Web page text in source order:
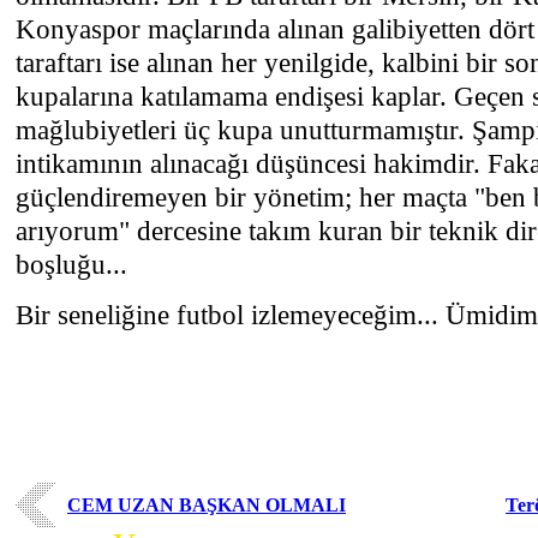
Konyaspor maçlarında alınan galibiyetten
taraftarı ise alınan her yenilgide, kalbini bir
kupalarına katılamama endişesi kaplar. Geçen
mağlubiyetleri üç kupa unutturmamıştır.
intikamının alınacağı düşüncesi hakimdir.
güçlendiremeyen bir yönetim; her maçta "ben
arıyorum" dercesine takım kuran bir teknik
boşluğu...
Bir seneliğine futbol izlemeyeceğim...
CEM UZAN BAŞKAN OLMALI